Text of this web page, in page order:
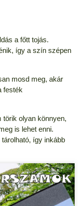
a főtt tojás.
így a szín szépen
mosd meg, akár
festék
törik olyan könnyen,
is lehet enni.
így inkább